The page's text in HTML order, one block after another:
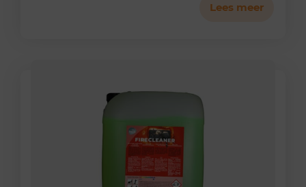
Lees meer